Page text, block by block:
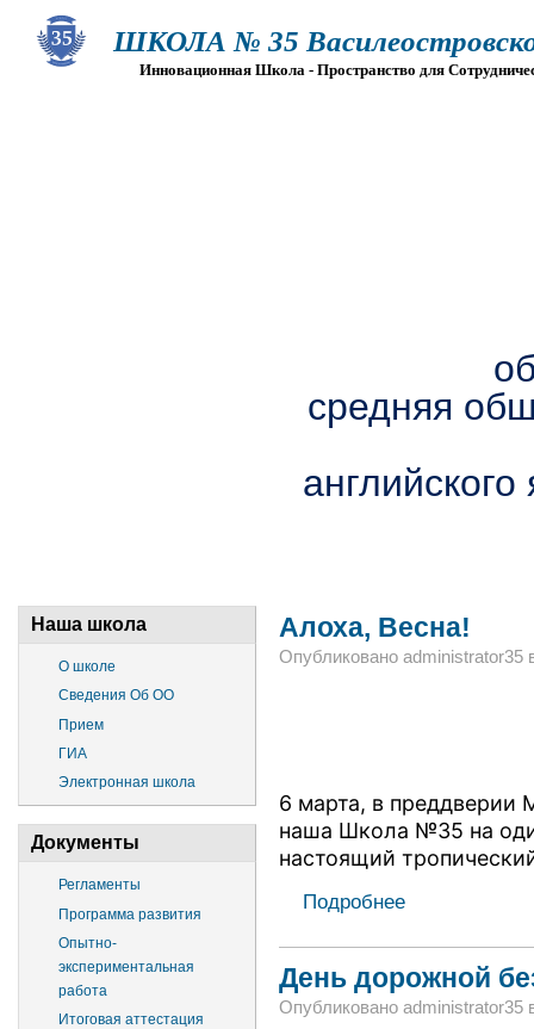
ШКОЛА № 35
Инновационная Школа - Пространство для
средняя
Наша школа
О школе
Сведения Об ОО
Прием
ГИА
Электронная школа
Документы
Регламенты
Программа развития
Опытно-
экспериментальная
работа
Итоговая аттестация
Алоха, Весна!
Опубликовано administrator35
6 марта, в преддверии
наша Школа №35 на
настоящий
Подробнее
День дорожной
Опубликовано administrator35